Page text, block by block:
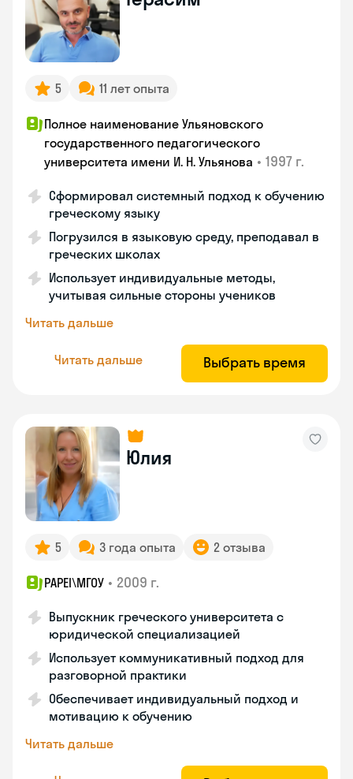
5 11 лет опыта
Полное наименование Ульяновского
государственного педагогического
университета имени И. Н. Ульянова • 1997 г.
Сформировал системный подход к обучению
греческому языку
Погрузился в языковую среду, преподавал в
греческих школах
Использует индивидуальные методы,
учитывая сильные стороны учеников
Читать дальше
Читать дальше Выбрать время
Юлия
5 3 года опыта 2 отзыва
PAPEI\MГОУ • 2009 г.
Выпускник греческого университета с
юридической специализацией
Использует коммуникативный подход для
разговорной практики
Обеспечивает индивидуальный подход и
мотивацию к обучению
Читать дальше